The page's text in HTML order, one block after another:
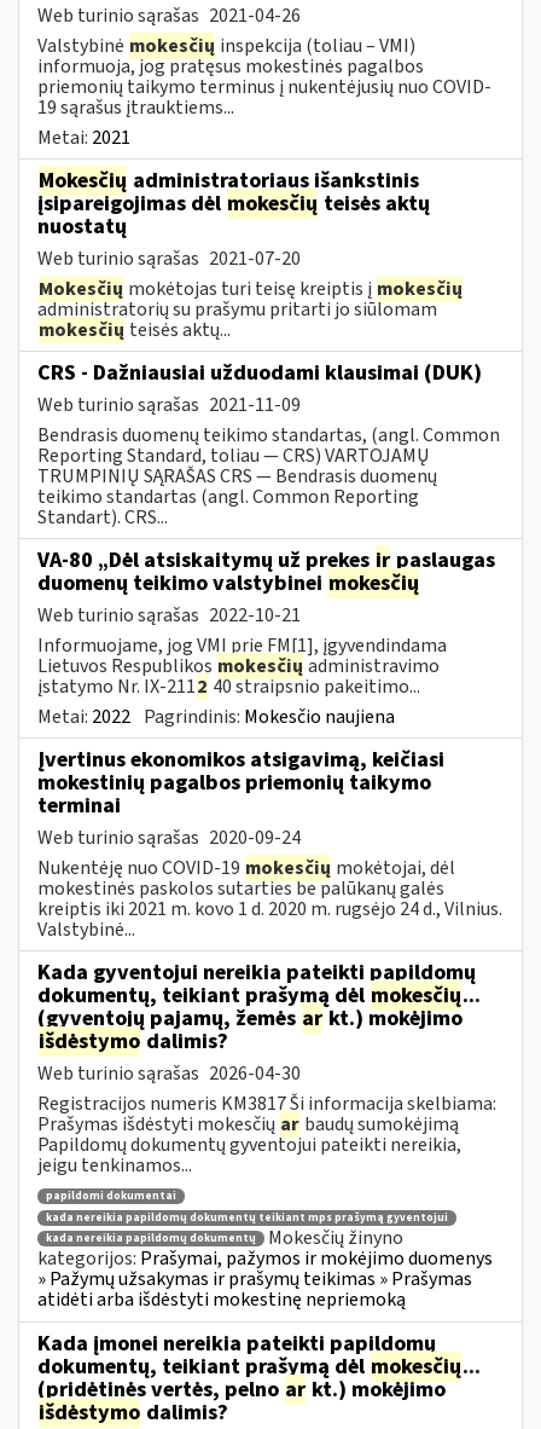
Web turinio sąrašas 2021-04-26
Valstybinė mokesčių inspekcija (toliau – VMI)
informuoja, jog pratęsus mokestinės pagalbos
priemonių taikymo terminus į nukentėjusių nuo COVID-
19 sąrašus įtrauktiems...
Metai: 2021
Mokesčių administratoriaus išankstinis
įsipareigojimas dėl mokesčių teisės aktų
nuostatų
Web turinio sąrašas 2021-07-20
Mokesčių mokėtojas turi teisę kreiptis į mokesčių
administratorių su prašymu pritarti jo siūlomam
mokesčių teisės aktų...
CRS - Dažniausiai užduodami klausimai (DUK)
Web turinio sąrašas 2021-11-09
Bendrasis duomenų teikimo standartas, (angl. Common
Reporting Standard, toliau — CRS) VARTOJAMŲ
TRUMPINIŲ SĄRAŠAS CRS — Bendrasis duomenų
teikimo standartas (angl. Common Reporting
Standart). CRS...
VA-80 „Dėl atsiskaitymų už prekes ir paslaugas
duomenų teikimo valstybinei mokesčių
Web turinio sąrašas 2022-10-21
Informuojame, jog VMI prie FM[1], įgyvendindama
Lietuvos Respublikos mokesčių administravimo
įstatymo Nr. IX-2112 40 straipsnio pakeitimo...
Metai: 2022 Pagrindinis: Mokesčio naujiena
Įvertinus ekonomikos atsigavimą, keičiasi
mokestinių pagalbos priemonių taikymo
terminai
Web turinio sąrašas 2020-09-24
Nukentėję nuo COVID-19 mokesčių mokėtojai, dėl
mokestinės paskolos sutarties be palūkanų galės
kreiptis iki 2021 m. kovo 1 d. 2020 m. rugsėjo 24 d., Vilnius.
Valstybinė...
Kada gyventojui nereikia pateikti papildomų
dokumentų, teikiant prašymą dėl mokesčių...
(gyventojų pajamų, žemės ar kt.) mokėjimo
išdėstymo dalimis?
Web turinio sąrašas 2026-04-30
Registracijos numeris KM3817 Ši informacija skelbiama:
Prašymas išdėstyti mokesčių ar baudų sumokėjimą
Papildomų dokumentų gyventojui pateikti nereikia,
jeigu tenkinamos...
papildomi dokumentai
kada nereikia papildomų dokumentų teikiant mps prašymą gyventojui
kada nereikia papildomų dokumentų
Mokesčių žinyno
kategorijos: Prašymai, pažymos ir mokėjimo duomenys
» Pažymų užsakymas ir prašymų teikimas » Prašymas
atidėti arba išdėstyti mokestinę nepriemoką
Kada įmonei nereikia pateikti papildomų
dokumentų, teikiant prašymą dėl mokesčių...
(pridėtinės vertės, pelno ar kt.) mokėjimo
išdėstymo dalimis?